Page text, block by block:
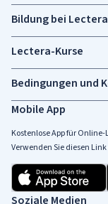
Mobile App
Kostenlose App für
Verwenden Sie diesen
Soziale Medien
Bildung bei Lectera
Lectera-Kurse
Bedingungen und